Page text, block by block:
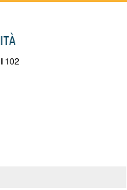
102